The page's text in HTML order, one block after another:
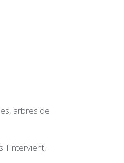
arbres de
il intervient,